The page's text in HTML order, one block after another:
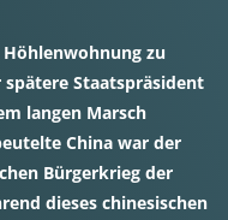
zu
Staatspräsident
langen Marsch
China war der
Bürgerkrieg der
dieses chinesischen